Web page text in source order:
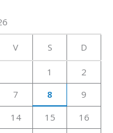
V S D
1
2
7 8
9
14 15
16